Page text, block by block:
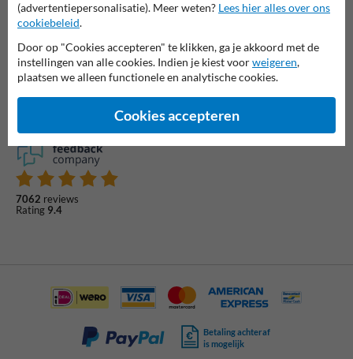
Betaalgemak
Factuur na levering is gewoon mogelijk voor bedrijven,
scholen, overheids-instellingen en verenigingen (van
eigenaren)
7062 reviews
Rating 9.4
Betaling achteraf
is mogelijk
(advertentiepersonalisatie). Meer weten? Lees hier alles over ons
cookiebeleid.
Door op "Cookies accepteren" te klikken, ga je akkoord met de
instellingen van alle cookies. Indien je kiest voorweigeren,
plaatsen we alleen functionele en analytische cookies.
Cookies accepteren